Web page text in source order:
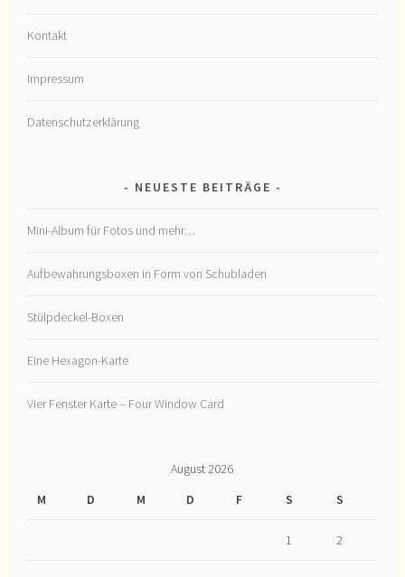
Kontakt
Impressum
Datenschutzerklärung
NEUESTE BEITRÄGE
Mini-Album für Fotos und mehr…
Aufbewahrungsboxen in Form von Schubladen
Stülpdeckel-Boxen
Eine Hexagon-Karte
Vier Fenster Karte – Four Window Card
August 2026
M
D M D F S S
1 2